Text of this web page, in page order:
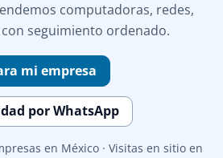
computadoras, redes,
seguimiento ordenado.
mi empresa
por WhatsApp
en México · Visitas en sitio en